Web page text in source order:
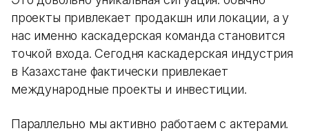
проекты привлекает продакшн или локации, а у
нас именно каскадерская команда становится
точкой входа. Сегодня каскадерская индустрия
в Казахстане фактически привлекает
международные проекты и инвестиции.
Параллельно мы активно работаем с актерами.